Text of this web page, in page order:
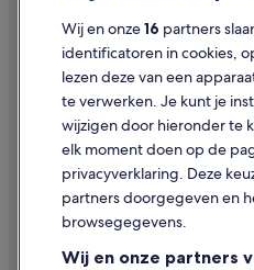
Juridische informatie/Contact
Inhoudsrichtlijnen en inhoud
Hulp
Ondersteuning
Je boeking wijzigen of annuleren
Restitutieproces en tijdsbestek
Boek een vlucht met airlinetegoed
Wij en onze16 partners
identificatoren in cookies,
lezen deze van een
te verwerken. Je kunt je
wijzigen door hieronder te
elk moment doen op de
privacyverklaring. Deze
partners doorgegeven en
browsegegevens.
Wij en onze partners